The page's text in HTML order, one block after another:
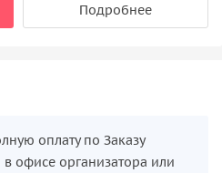
Подробнее
оплату по Заказу
офисе организатора или